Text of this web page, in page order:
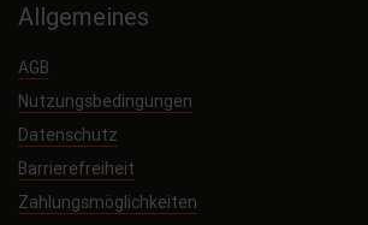
Allgemeines
AGB
Nutzungsbedingungen
Datenschutz
Barrierefreiheit
Zahlungsmöglichkeiten